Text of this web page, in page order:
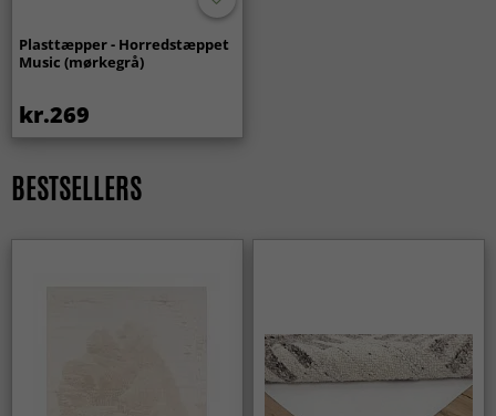
Plasttæpper - Horredstæppet
Music (mørkegrå)
kr.269
BESTSELLERS